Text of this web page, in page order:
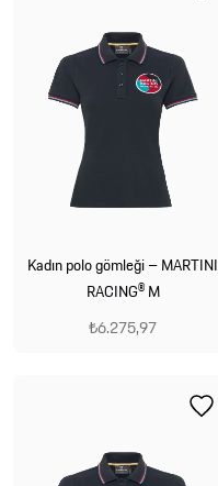
Kadın polo gömleği – MARTINI
RACING® M
₺6.275,97